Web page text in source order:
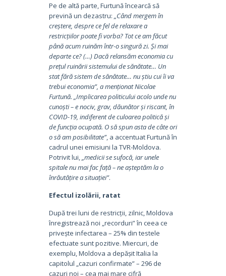
Pe de altă parte, Furtună încearcă să
prevină un dezastru: „Când mergem în
creștere, despre ce fel de relaxare a
restricțiilor poate fi vorba? Tot ce am făcut
până acum ruinăm într-o singură zi. Și mai
departe ce? (…) Dacă relansăm economia cu
prețul ruinării sistemului de sănătate… Un
stat fără sistem de sănătate… nu știu cui îi va
trebui economia”, a menționat Nicolae
Furtună. „Implicarea politicului acolo unde nu
cunoști – e nociv, grav, dăunător și riscant, în
COVID-19, indiferent de culoarea politică și
de funcția ocupată. O să spun asta de câte ori
o să am posibilitate”, a accentuat Furtună în
cadrul unei emisiuni la TVR-Moldova.
Potrivit lui,„medicii se sufocă, iar unele
spitale nu mai fac față – ne așteptăm la o
înrăutățire a situației”.
Efectul izolării, ratat
După trei luni de restricții, zilnic, Moldova
înregistrează noi „recorduri” în ceea ce
privește infectarea – 25% din testele
efectuate sunt pozitive. Miercuri, de
exemplu, Moldova a depășit Italia la
capitolul „cazuri confirmate” – 296 de
cazuri noi – cea mai mare cifră